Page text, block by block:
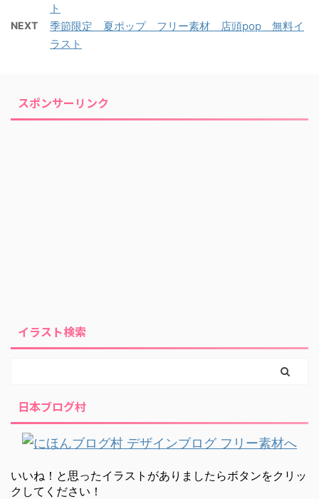
ト
NEXT
季節限定 夏ポップ フリー素材 店頭pop 無料イ
ラスト
スポンサーリンク
イラスト検索
日本ブログ村
いいね！と思ったイラストがありましたらボタンをクリッ
クしてください！